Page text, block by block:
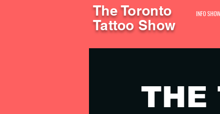
The Toronto
Tattoo Show
INFO
THE